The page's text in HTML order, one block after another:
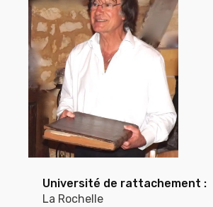
Université de rattachement :
La Rochelle